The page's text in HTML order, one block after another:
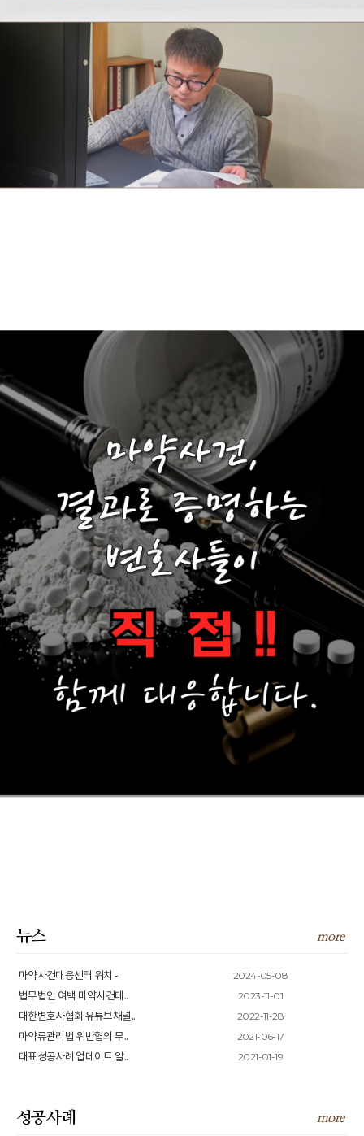
뉴스 more
마약사건대응센터 위치 -
2024-05-08
법무법인 여백 마약사건대..
2023-11-01
대한변호사협회 유튜브채널..
2022-11-28
마약류관리법 위반협의 무..
2021-06-17
대표성공사례 업데이트 알..
2021-01-19
성공사례 more